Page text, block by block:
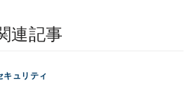
連記事
キュリティ